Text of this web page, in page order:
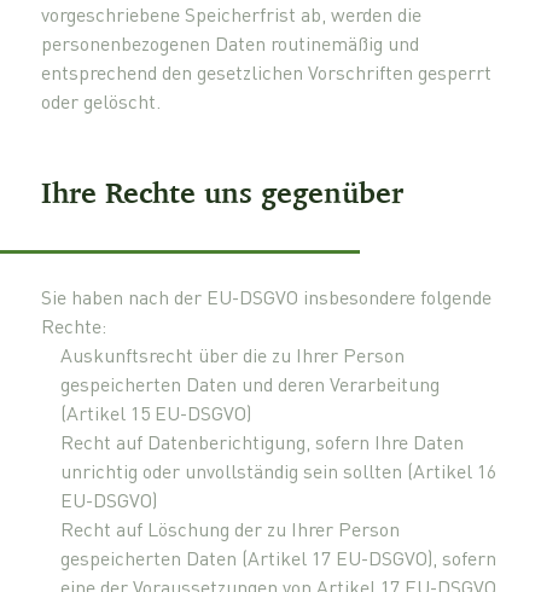
vorgeschriebene Speicherfrist ab, werden die
personenbezogenen Daten routinemäßig und
entsprechend den gesetzlichen Vorschriften gesperrt
oder gelöscht.
Ihre Rechte uns gegenüber
Sie haben nach der EU-DSGVO insbesondere folgende
Rechte:
Auskunftsrecht über die zu Ihrer Person
gespeicherten Daten und deren Verarbeitung
(Artikel 15 EU-DSGVO)
Recht auf Datenberichtigung, sofern Ihre Daten
unrichtig oder unvollständig sein sollten (Artikel 16
EU-DSGVO)
Recht auf Löschung der zu Ihrer Person
gespeicherten Daten (Artikel 17 EU-DSGVO), sofern
eine der Voraussetzungen von Artikel 17 EU-DSGVO